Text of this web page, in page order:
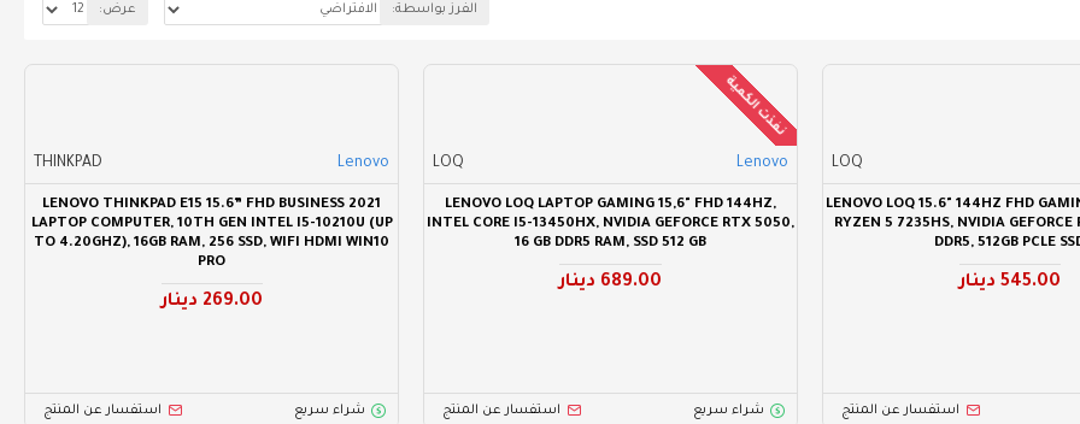
الفرز بواسطة: عرض:
LOQ
LENOVO LOQ 15.6" 144HZ FHD
RYZEN 5 7235HS, NVIDIA
DDR5, 512GB PCLE
545.00 دينار
استفسار عن المنتج
نفذت الكمية
Lenovo
LOQ
LENOVO LOQ LAPTOP GAMING 15,6" FHD 144HZ,
INTEL CORE I5-13450HX, NVIDIA GEFORCE RTX 5050,
16 GB DDR5 RAM, SSD 512 GB
689.00 دينار
شراء سريع استفسار عن المنتج
Lenovo
THINKPAD
2021 LENOVO THINKPAD E15 15.6” FHD BUSINESS
LAPTOP COMPUTER, 10TH GEN INTEL I5-10210U (UP
TO 4.20GHZ), 16GB RAM, 256 SSD, WIFI HDMI WIN10
PRO
269.00 دينار
شراء سريع استفسار عن المنتج